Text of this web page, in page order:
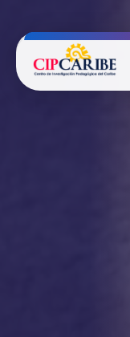
Universidad Pedagógica del Caribe